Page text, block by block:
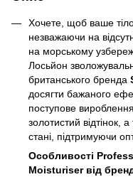
Хочете, щоб ваше
незважаючи на
на морському
Лосьйон
британського бренда
досягти бажаного
поступове
золотистий відтінок,
стані, підтримуючи
Особливості
Moisturiser від